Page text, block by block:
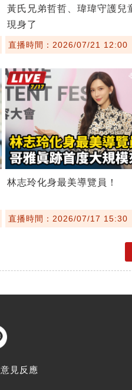
黃氏兄弟哲哲、瑋瑋守護
現身了
直播時間：2026/07/21 12:00
林志玲化身最美導覽員！
直播時間：2026/07/17 15:30
意見反應